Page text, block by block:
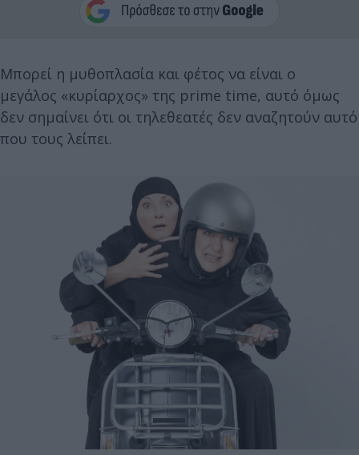
Μπορεί η μυθοπλασία και φέτος να είναι ο
μεγάλος «κυρίαρχος» της prime time, αυτό όμως
δεν σημαίνει ότι οι τηλεθεατές δεν αναζητούν αυτό
που τους λείπει.